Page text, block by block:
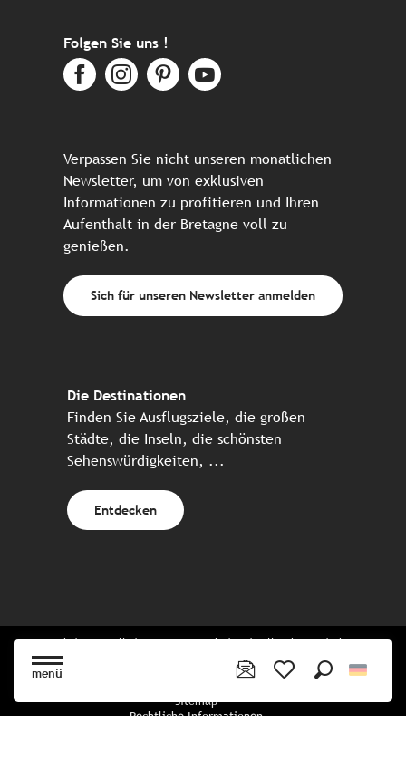
menü
Folgen Sie uns !
Verpassen Sie nicht unseren monatlichen
Newsletter, um von exklusiven
Informationen zu profitieren und Ihren
Aufenthalt in der Bretagne voll zu
genießen.
Sich für unseren Newsletter anmelden
Die Destinationen
Finden Sie Ausflugsziele, die großen
Städte, die Inseln, die schönsten
Sehenswürdigkeiten, ...
Entdecken
Website erstellt in Zusammenarbeit mit allen bretonischen
Tourismuspartnern
Sitemap
Rechtliche Informationen